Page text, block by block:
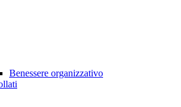
Benessere organizzativo